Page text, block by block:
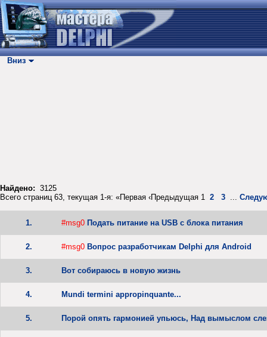
Вниз
Найдено: 3125
Всего страниц 63, текущая 1-я: «Первая ‹Предыдущая 1 2 3 ...
1. #msg0 Подать питание на USB с блока питания
2. #msg0 Вопрос разработчикам Delphi для Android
3. Вот собираюсь в новую жизнь
4. Mundi termini appropinquante...
5. Порой опять гармонией упьюсь, Над вымыслом